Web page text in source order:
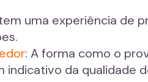
uma experiência de
: A forma como o
indicativo da qualidade